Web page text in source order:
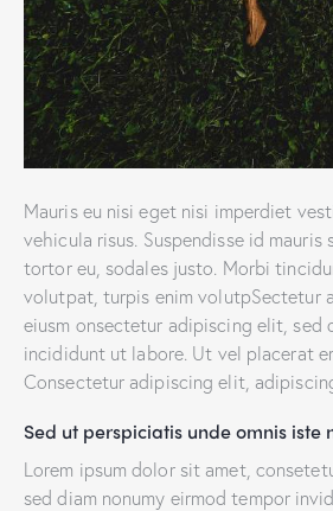
Mauris eu nisi eget nisi imperdiet
vehicula risus. Suspendisse id mauris
tortor eu, sodales justo. Morbi
volutpat, turpis enim volutpSectetur
eiusm onsectetur adipiscing elit, sed
incididunt ut labore. Ut vel placerat
Consectetur adipiscing elit,
Sed ut perspiciatis unde omnis iste
Lorem ipsum dolor sit amet,
sed diam nonumy eirmod tempor